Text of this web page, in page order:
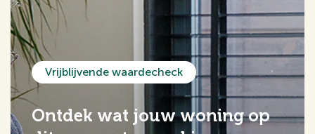
Vrijblijvende waardecheck
Ontdek wat jouw woning op